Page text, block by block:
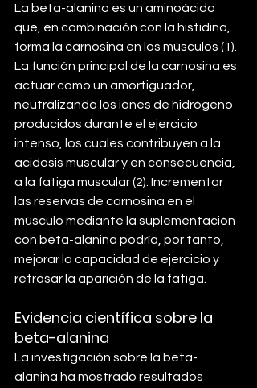
La beta-alanina es un aminoácido
que, en combinación con la histidina,
forma la carnosina en los músculos (1).
La función principal de la carnosina es
actuar como un amortiguador,
neutralizando los iones de hidrógeno
producidos durante el ejercicio
intenso, los cuales contribuyen a la
acidosis muscular y en consecuencia,
a la fatiga muscular (2). Incrementar
las reservas de carnosina en el
músculo mediante la suplementación
con beta-alanina podría, por tanto,
mejorar la capacidad de ejercicio y
retrasar la aparición de la fatiga.
Evidencia científica sobre la
beta-alanina
La investigación sobre la beta-
alanina ha mostrado resultados